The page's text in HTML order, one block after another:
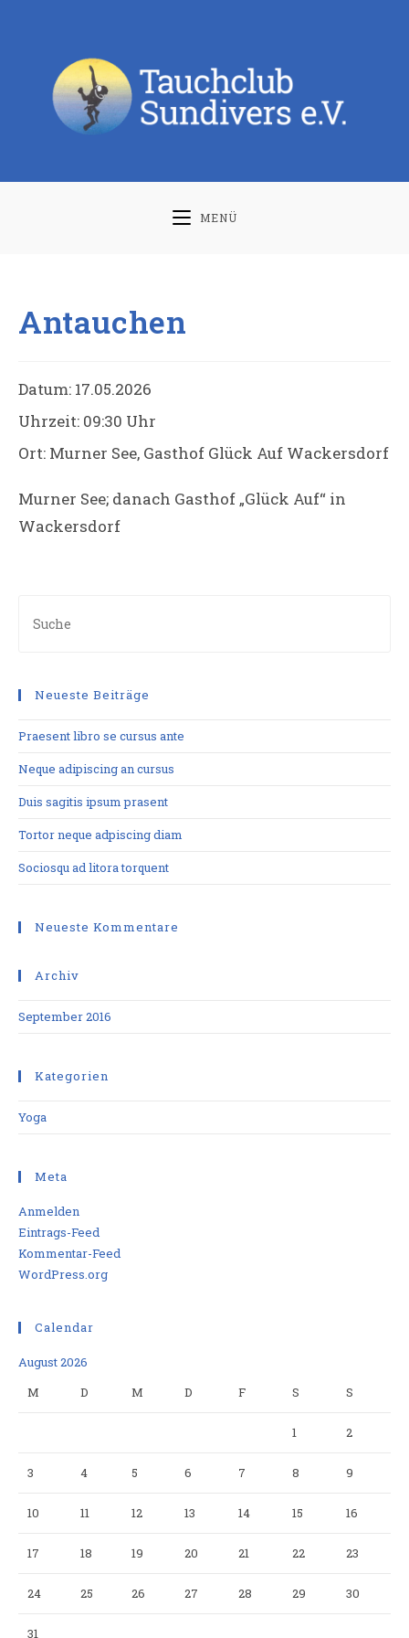
MENÜ
Antauchen
Datum: 17.05.2026
Uhrzeit: 09:30 Uhr
Ort: Murner See, Gasthof Glück Auf Wackersdorf
Murner See; danach Gasthof „Glück Auf“ in
Wackersdorf
Neueste Beiträge
Praesent libro se cursus ante
Neque adipiscing an cursus
Duis sagitis ipsum prasent
Tortor neque adpiscing diam
Sociosqu ad litora torquent
Neueste Kommentare
Archiv
September 2016
Kategorien
Yoga
Meta
Anmelden
Eintrags-Feed
Kommentar-Feed
WordPress.org
Calendar
August 2026
M
D M D F S S
1 2
3 4 5 6 7 8 9
10 11 12 13 14 15 16
17 18 19 20 21 22 23
24 25 26 27 28 29 30
31